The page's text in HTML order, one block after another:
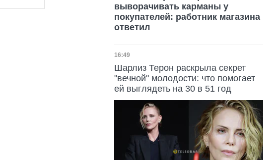
выворачивать карманы у
покупателей: работник магазина
ответил
Дата публикации
16:49
Шарлиз Терон раскрыла секрет
"вечной" молодости: что помогает
ей выглядеть на 30 в 51 год